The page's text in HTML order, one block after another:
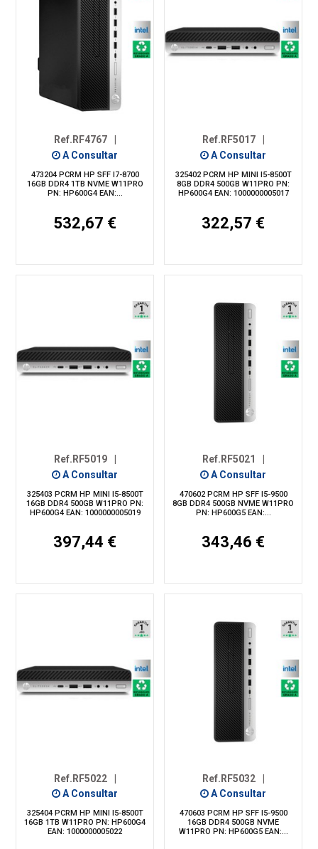
Ref.RF4767
A Consultar
473204 PCRM HP SFF I7-8700
16GB DDR4 1TB NVME W11PRO
PN: HP600G4 EAN:...
532,67 €
Ref.RF5017
A Consultar
325402 PCRM HP MINI I5-8500T
8GB DDR4 500GB W11PRO PN:
HP600G4 EAN: 1000000005017
322,57 €
Ref.RF5019
A Consultar
325403 PCRM HP MINI I5-8500T
16GB DDR4 500GB W11PRO PN:
HP600G4 EAN: 1000000005019
397,44 €
Ref.RF5021
A Consultar
470602 PCRM HP SFF I5-9500
8GB DDR4 500GB NVME W11PRO
PN: HP600G5 EAN:...
343,46 €
Ref.RF5022
A Consultar
325404 PCRM HP MINI I5-8500T
16GB 1TB W11PRO PN: HP600G4
EAN: 1000000005022
Ref.RF5032
A Consultar
470603 PCRM HP SFF I5-9500
16GB DDR4 500GB NVME
W11PRO PN: HP600G5 EAN:...